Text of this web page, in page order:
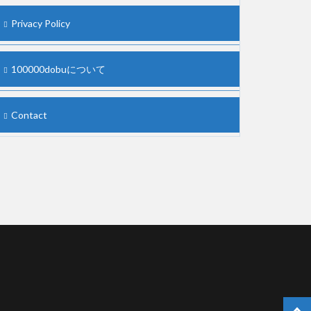
Privacy Policy
100000dobuについて
Contact